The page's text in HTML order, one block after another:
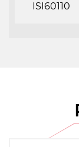
ISI60110